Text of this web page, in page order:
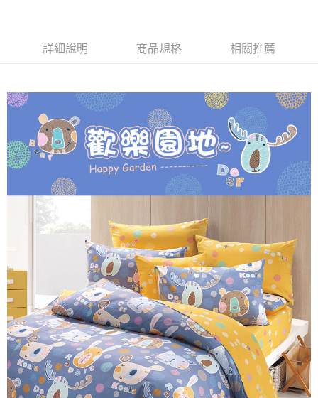
３．收到繳費通知簡訊後14天內，點擊此簡訊中的連結，可透過四大超商／
後付繳納相關費用。
※ 交易是否成功請以「AFTEE先享後付 」之結帳頁面顯示為準，若有關於
是否繳費成功／繳費後需取消欲退款等相關疑問，請聯繫「AFTEE先享後付
客戶支援中心」https://netprotections.freshdesk.com/support/home
【注意事項】
１．透過由恩沛科技股份有限公司提供之「AFTEE先享後付」服務完成之交
易，需依本服務之必要範圍內提供個人資料，並將交易相關給付款項請求債
權轉讓予恩沛科技股份有限公司。
２．關於個人資料處理事宜，請瀏覽以下網址：
https://aftee.tw/terms/#terms3
３．未成年的使用者請事先徵得法定代理人或監護人之同意方可使用
「AFTEE先享後付」，若未經同意申辦者引起之損失，本公司不負相關責
４．使用「AFTEE先享後付」時，將依據個別帳號之用戶狀況，依本公司即
時審查核予不同之上限額度；若仍有額度不足之情形，本公司將視審查結果
請求用戶進行身份認證。
５．嚴禁一人註冊多個帳號或使用他人資訊註冊。若發現惡意使用之情形，
恩沛科技股份有限公司將有權停止該用戶之使用額度並採取法律行動。
付款後7-11取貨
每筆NT$60，滿NT$499(含以上)免運費
宅配
每筆NT$100，滿NT$499(含以上)免運費
離島宅配
每筆NT$100，滿NT$499(含以上)免運費
詳細說明 商品規格 相關推薦